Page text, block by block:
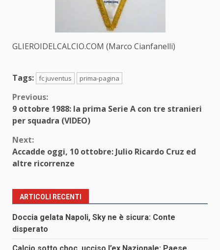
GLIEROIDELCALCIO.COM (Marco Cianfanelli)
Tags: fc juventus prima-pagina
Continue
Reading
Previous:
9 ottobre 1988: la prima Serie A con tre stranieri
per squadra (VIDEO)
Next:
Accadde oggi, 10 ottobre: Julio Ricardo Cruz ed
altre ricorrenze
ARTICOLI RECENTI
Doccia gelata Napoli, Sky ne è sicura: Conte
disperato
Calcio sotto choc, ucciso l’ex Nazionale: Paese